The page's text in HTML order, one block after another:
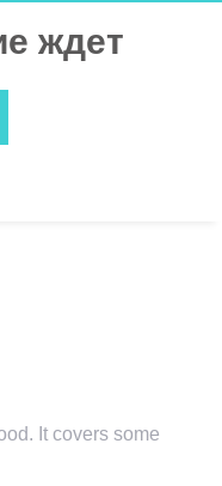
ждет
It covers some